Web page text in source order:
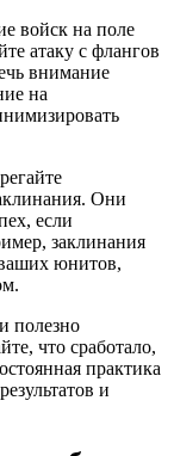
войск на поле
атаку с флангов
внимание
на
Они
если
заклинания
ваших юнитов,
полезно
что сработало,
практика
и